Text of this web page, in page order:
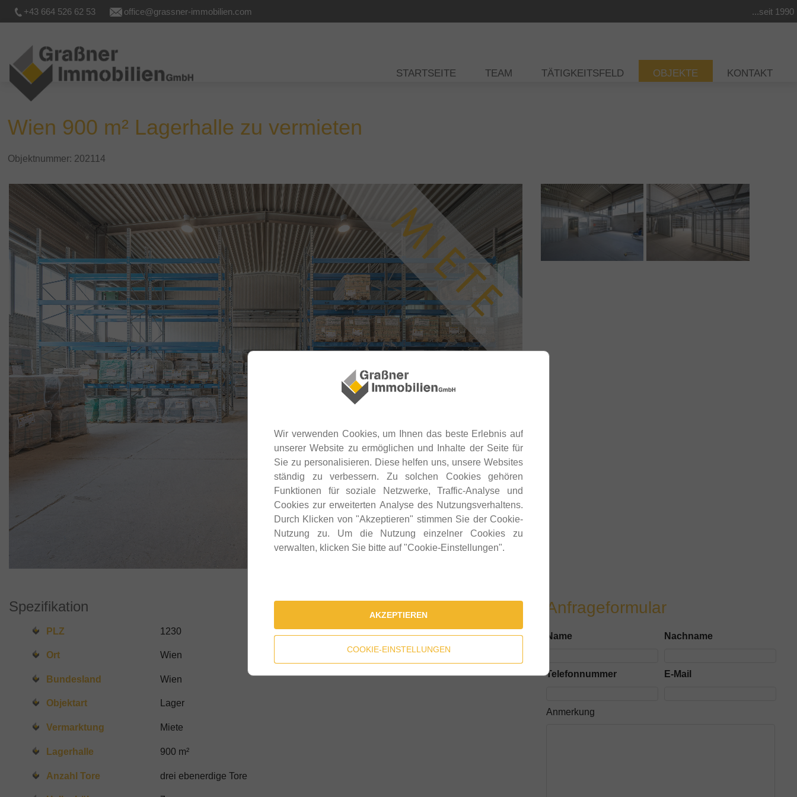
+43 664 526 62 53 office@grassner-immobilien.com ...seit 1990
STARTSEITE TEAM TÄTIGKEITSFELD OBJEKTE KONTAKT
Wien 900 m² Lagerhalle zu vermieten
Objektnummer: 202114
Spezifikation
PLZ 1230
Ort Wien
Bundesland Wien
Objektart Lager
Vermarktung Miete
Lagerhalle 900 m²
Anzahl Tore drei ebenerdige Tore
Anfrageformular
Name Nachname
Telefonnummer E-Mail
Anmerkung
Wir verwenden Cookies, um Ihnen das beste Erlebnis auf
unserer Website zu ermöglichen und Inhalte der Seite für
Sie zu personalisieren. Diese helfen uns, unsere Websites
ständig zu verbessern. Zu solchen Cookies gehören
Funktionen für soziale Netzwerke, Traffic-Analyse und
Cookies zur erweiterten Analyse des Nutzungsverhaltens.
Durch Klicken von "Akzeptieren" stimmen Sie der Cookie-
Nutzung zu. Um die Nutzung einzelner Cookies zu
verwalten, klicken Sie bitte auf "Cookie-Einstellungen".
AKZEPTIEREN
COOKIE-EINSTELLUNGEN